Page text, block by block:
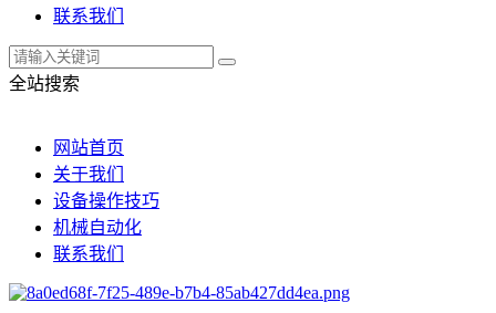
联系我们
全站搜索
网站首页
关于我们
设备操作技巧
机械自动化
联系我们